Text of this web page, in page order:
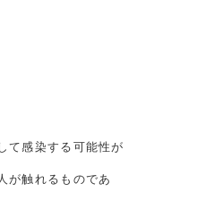
て感染する可能性が
が触れるものであ